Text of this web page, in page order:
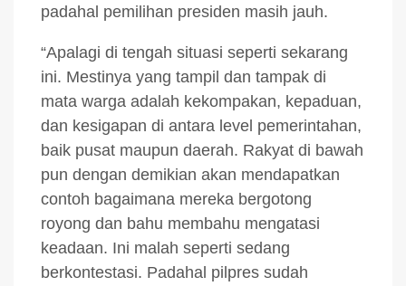
padahal pemilihan presiden masih jauh.
“Apalagi di tengah situasi seperti sekarang
ini. Mestinya yang tampil dan tampak di
mata warga adalah kekompakan, kepaduan,
dan kesigapan di antara level pemerintahan,
baik pusat maupun daerah. Rakyat di bawah
pun dengan demikian akan mendapatkan
contoh bagaimana mereka bergotong
royong dan bahu membahu mengatasi
keadaan. Ini malah seperti sedang
berkontestasi. Padahal pilpres sudah